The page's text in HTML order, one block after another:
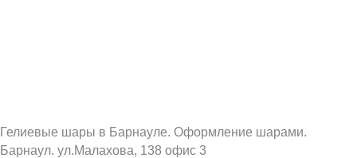
Гелиевые шары в Барнауле. Оформление шарами.
Барнаул. ул.Малахова, 138 офис 3